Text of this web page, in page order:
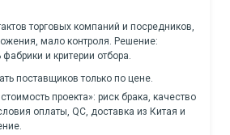
торговых компаний и посредников,
мало контроля. Решение:
и критерии отбора.
поставщиков только по цене.
проекта»: риск брака, качество
оплаты, QC, доставка из Китая и